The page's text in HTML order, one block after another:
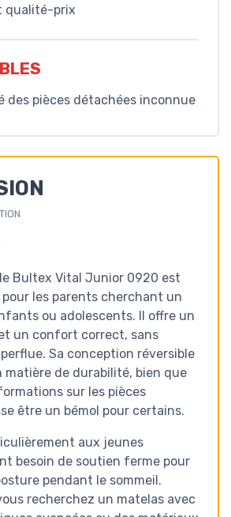
qualité-prix
des pièces détachées inconnue
Bultex Vital Junior 0920 est
les parents cherchant un
ou adolescents. Il offre un
un confort correct, sans
Sa conception réversible
de durabilité, bien que
sur les pièces
être un bémol pour certains.
aux jeunes
besoin de soutien ferme pour
pendant le sommeil.
recherchez un matelas avec